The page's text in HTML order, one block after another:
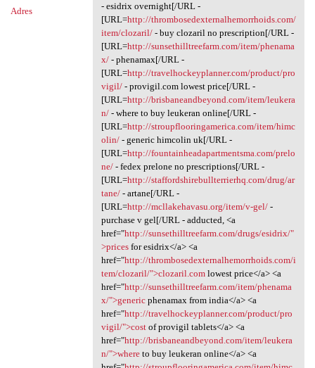
Adres
- esidrix overnight[/URL -
[URL=http://thrombosedexternalhemorrhoids.com/
item/clozaril/- buy clozaril no prescription[/URL -
[URL=http://sunsethilltreefarm.com/item/phenama
x/- phenamax[/URL -
[URL=http://travelhockeyplanner.com/product/pro
vigil/- provigil.com lowest price[/URL -
[URL=http://brisbaneandbeyond.com/item/leukera
n/- where to buy leukeran online[/URL -
[URL=http://stroupflooringamerica.com/item/himc
olin/- generic himcolin uk[/URL -
[URL=http://fountainheadapartmentsma.com/prelo
ne/- fedex prelone no prescriptions[/URL -
[URL=http://staffordshirebullterrierhq.com/drug/ar
tane/- artane[/URL -
[URL=http://mcllakehavasu.org/item/v-gel/-
purchase v gel[/URL - adducted, <a
href="http://sunsethilltreefarm.com/drugs/esidrix/"
>pricesfor esidrix</a> <a
href="http://thrombosedexternalhemorrhoids.com/i
tem/clozaril/">clozaril.comlowest price</a> <a
href="http://sunsethilltreefarm.com/item/phenama
x/">genericphenamax from india</a> <a
href="http://travelhockeyplanner.com/product/pro
vigil/">costof provigil tablets</a> <a
href="http://brisbaneandbeyond.com/item/leukera
n/">whereto buy leukeran online</a> <a